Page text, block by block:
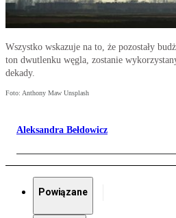
Wszystko wskazuje na to, że pozostały
ton dwutlenku węgla, zostanie
dekady.
Foto: Anthony Maw Unsplash
Aleksandra Bełdowicz
Powiązane